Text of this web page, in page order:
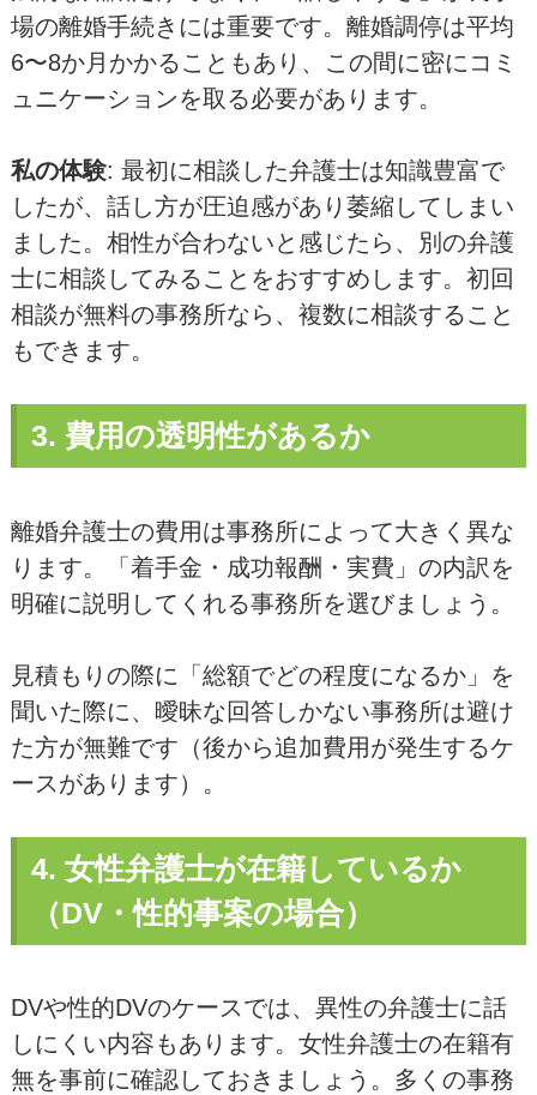
場の離婚手続きには重要です。離婚調停は平均
6〜8か月かかることもあり、この間に密にコミ
ュニケーションを取る必要があります。
私の体験: 最初に相談した弁護士は知識豊富で
したが、話し方が圧迫感があり萎縮してしまい
ました。相性が合わないと感じたら、別の弁護
士に相談してみることをおすすめします。初回
相談が無料の事務所なら、複数に相談すること
もできます。
3. 費用の透明性があるか
離婚弁護士の費用は事務所によって大きく異な
ります。「着手金・成功報酬・実費」の内訳を
明確に説明してくれる事務所を選びましょう。
見積もりの際に「総額でどの程度になるか」を
聞いた際に、曖昧な回答しかない事務所は避け
た方が無難です（後から追加費用が発生するケ
ースがあります）。
4. 女性弁護士が在籍しているか
（DV・性的事案の場合）
DVや性的DVのケースでは、異性の弁護士に話
しにくい内容もあります。女性弁護士の在籍有
無を事前に確認しておきましょう。多くの事務